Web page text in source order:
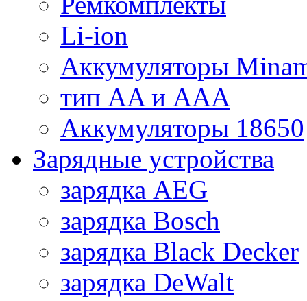
Li-ion
Аккумуляторы
тип AA и AAA
Аккумуляторы 18650
Зарядные устройства
зарядка AEG
зарядка Bosch
зарядка Black Decker
зарядка DeWalt